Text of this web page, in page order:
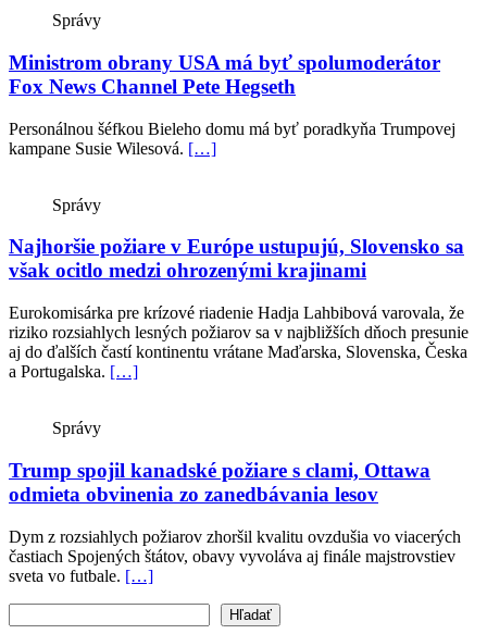
Správy
Ministrom obrany USA má byť spolumoderátor
Fox News Channel Pete Hegseth
Personálnou šéfkou Bieleho domu má byť poradkyňa Trumpovej
kampane Susie Wilesová. […]
Správy
Najhoršie požiare v Európe ustupujú, Slovensko sa
však ocitlo medzi ohrozenými krajinami
Eurokomisárka pre krízové riadenie Hadja Lahbibová varovala, že
riziko rozsiahlych lesných požiarov sa v najbližších dňoch presunie
aj do ďalších častí kontinentu vrátane Maďarska, Slovenska, Česka
a Portugalska. […]
Správy
Trump spojil kanadské požiare s clami, Ottawa
odmieta obvinenia zo zanedbávania lesov
Dym z rozsiahlych požiarov zhoršil kvalitu ovzdušia vo viacerých
častiach Spojených štátov, obavy vyvoláva aj finále majstrovstiev
sveta vo futbale. […]
Hľadať